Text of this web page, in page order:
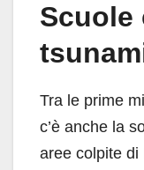
Scuole
Tra le prime
c’è anche la
aree colpite di